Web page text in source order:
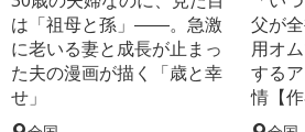
は「祖母と孫」――。急激
に老いる妻と成長が止まっ
た夫の漫画が描く「歳と幸
せ」
父が
用オ
する
情【作